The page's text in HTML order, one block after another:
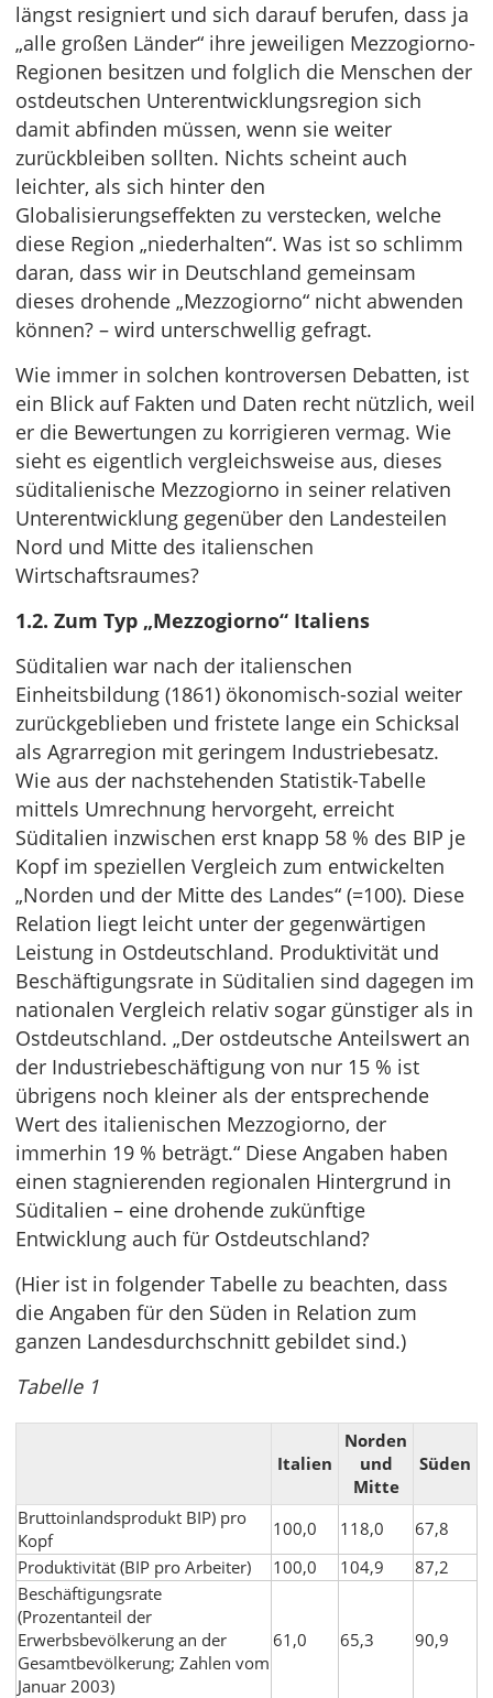
längst resigniert und sich darauf berufen, dass ja
„alle großen Länder“ ihre jeweiligen Mezzogiorno-
Regionen besitzen und folglich die Menschen der
ostdeutschen Unterentwicklungsregion sich
damit abfinden müssen, wenn sie weiter
zurückbleiben sollten. Nichts scheint auch
leichter, als sich hinter den
Globalisierungseffekten zu verstecken, welche
diese Region „niederhalten“. Was ist so schlimm
daran, dass wir in Deutschland gemeinsam
dieses drohende „Mezzogiorno“ nicht abwenden
können? – wird unterschwellig gefragt.
Wie immer in solchen kontroversen Debatten, ist
ein Blick auf Fakten und Daten recht nützlich, weil
er die Bewertungen zu korrigieren vermag. Wie
sieht es eigentlich vergleichsweise aus, dieses
süditalienische Mezzogiorno in seiner relativen
Unterentwicklung gegenüber den Landesteilen
Nord und Mitte des italienschen
Wirtschaftsraumes?
1.2. Zum Typ „Mezzogiorno“ Italiens
Süditalien war nach der italienschen
Einheitsbildung (1861) ökonomisch-sozial weiter
zurückgeblieben und fristete lange ein Schicksal
als Agrarregion mit geringem Industriebesatz.
Wie aus der nachstehenden Statistik-Tabelle
mittels Umrechnung hervorgeht, erreicht
Süditalien inzwischen erst knapp 58 % des BIP je
Kopf im speziellen Vergleich zum entwickelten
„Norden und der Mitte des Landes“ (=100). Diese
Relation liegt leicht unter der gegenwärtigen
Leistung in Ostdeutschland. Produktivität und
Beschäftigungsrate in Süditalien sind dagegen im
nationalen Vergleich relativ sogar günstiger als in
Ostdeutschland. „Der ostdeutsche Anteilswert an
der Industriebeschäftigung von nur 15 % ist
übrigens noch kleiner als der entsprechende
Wert des italienischen Mezzogiorno, der
immerhin 19 % beträgt.“ Diese Angaben haben
einen stagnierenden regionalen Hintergrund in
Süditalien – eine drohende zukünftige
Entwicklung auch für Ostdeutschland?
(Hier ist in folgender Tabelle zu beachten, dass
die Angaben für den Süden in Relation zum
ganzen Landesdurchschnitt gebildet sind.)
Tabelle 1
Italien
Norden
und
Mitte
Süden
Bruttoinlandsprodukt BIP) pro
Kopf
100,0 118,0
67,8
Produktivität (BIP pro Arbeiter)
100,0 104,9
87,2
Beschäftigungsrate
(Prozentanteil der
Erwerbsbevölkerung an der
Gesamtbevölkerung; Zahlen vom
Januar 2003)
61,0 65,3 90,9